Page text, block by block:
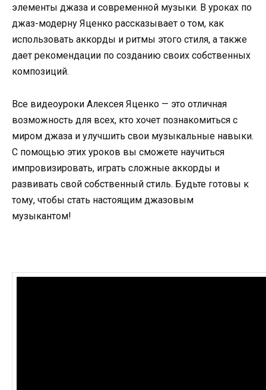
элементы джаза и современной музыки. В уроках по
джаз-модерну Яценко рассказывает о том, как
использовать аккорды и ритмы этого стиля, а также
дает рекомендации по созданию своих собственных
композиций.
Все видеоуроки Алексея Яценко — это отличная
возможность для всех, кто хочет познакомиться с
миром джаза и улучшить свои музыкальные навыки.
С помощью этих уроков вы сможете научиться
импровизировать, играть сложные аккорды и
развивать свой собственный стиль. Будьте готовы к
тому, чтобы стать настоящим джазовым
музыкантом!